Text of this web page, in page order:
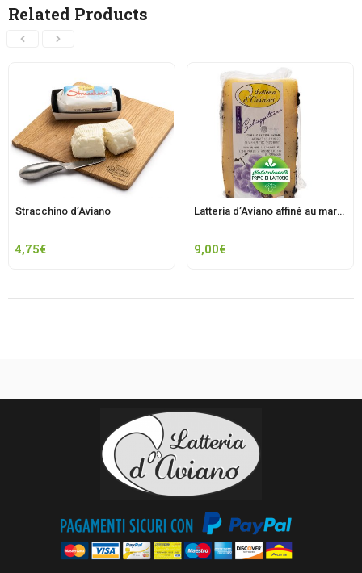
Related Products
Stracchino d’Aviano
4,75€
Latteria d’Aviano affiné au marcs de Schioppettino Moschioni
9,00€